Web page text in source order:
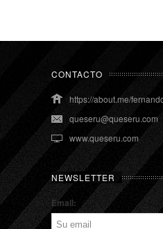
CONTACTO
https://about.me/
queseru@queseru.com
www.queseru.com
NEWSLETTER
Email: